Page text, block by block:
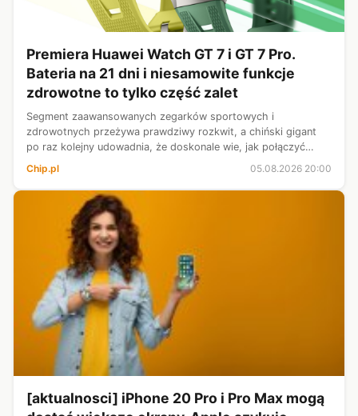
Premiera Huawei Watch GT 7 i GT 7 Pro.
Bateria na 21 dni i niesamowite funkcje
zdrowotne to tylko część zalet
Segment zaawansowanych zegarków sportowych i
zdrowotnych przeżywa prawdziwy rozkwit, a chiński gigant
po raz kolejny udowadnia, że doskonale wie, jak połączyć
elegancję z potężnymi możliwościami. Na rynek trafia właśnie
najnowsza generacja inteligent...
Chip.pl 05.08.2026 20:00
[aktualnosci] iPhone 20 Pro i Pro Max mogą